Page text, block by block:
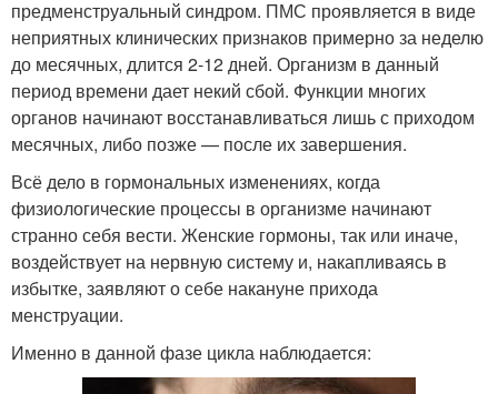
предменструальный синдром. ПМС проявляется в виде
неприятных клинических признаков примерно за неделю
до месячных, длится 2-12 дней. Организм в данный
период времени дает некий сбой. Функции многих
органов начинают восстанавливаться лишь с приходом
месячных, либо позже — после их завершения.
Всё дело в гормональных изменениях, когда
физиологические процессы в организме начинают
странно себя вести. Женские гормоны, так или иначе,
воздействует на нервную систему и, накапливаясь в
избытке, заявляют о себе накануне прихода
менструации.
Именно в данной фазе цикла наблюдается: